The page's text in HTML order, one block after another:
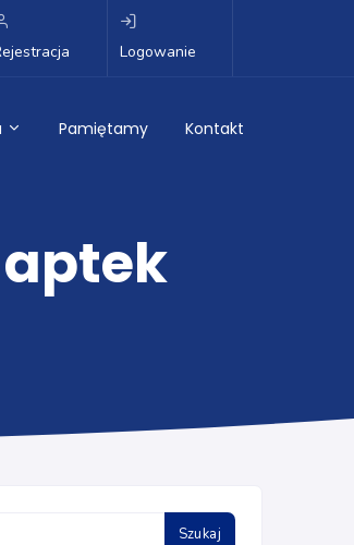
Logowanie
Pamiętamy Kontakt
Szukaj